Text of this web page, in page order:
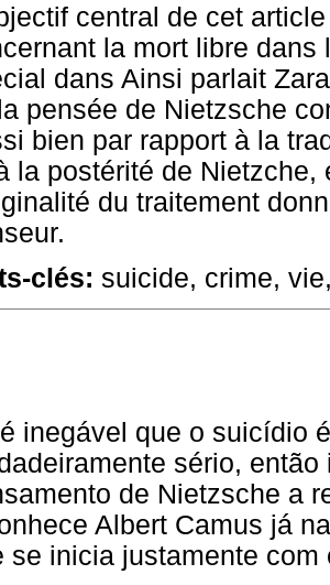
central de cet
la mort libre
dans Ainsi parlait
pensée de Nietzsche
bien par rapport à la
la postérité de
du traitement
clés: suicide, crime,
inegável que o suicídio
sério,
de Nietzsche a
Albert Camus já
se inicia justamente com